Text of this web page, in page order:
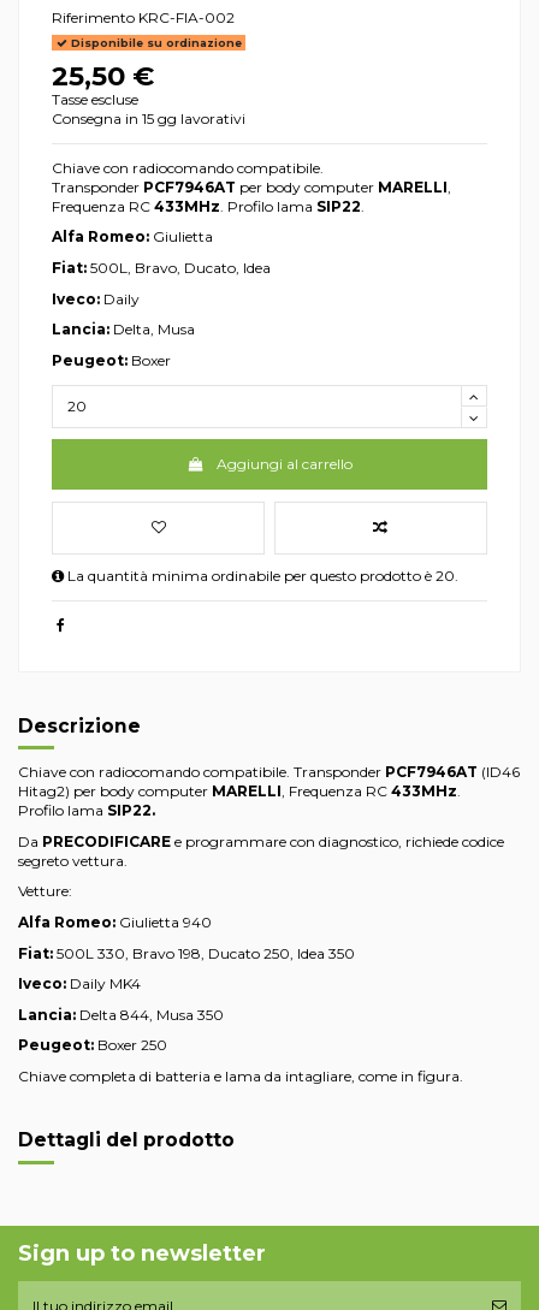
Riferimento KRC-FIA-002
Disponibile su ordinazione
25,50 €
Tasse escluse
Consegna in 15 gg lavorativi
Chiave con radiocomando compatibile.
Transponder PCF7946AT per body computer MARELLI
Frequenza RC 433MHz . Profilo lama SIP22
Alfa Romeo: Giulietta
Fiat: 500L, Bravo, Ducato, Idea
Iveco: Daily
Lancia: Delta, Musa
Peugeot: Boxer
Aggiungi al carrello
La quantità minima ordinabile per questo prodotto è 20.
Descrizione
Chiave con radiocomando compatibile. Transponder PCF7946AT (ID46
Hitag2) per body computer MARELLI, Frequenza RC 433MHz.
Profilo lama SIP22.
Da PRECODIFICARE e programmare con diagnostico, richiede codice
segreto vettura.
Vetture:
Alfa Romeo: Giulietta 940
Fiat: 500L 330, Bravo 198, Ducato 250, Idea 350
Iveco: Daily MK4
Lancia: Delta 844, Musa 350
Peugeot: Boxer 250
Chiave completa di batteria e lama da intagliare, come in figura.
Dettagli del prodotto
Sign up to newsletter